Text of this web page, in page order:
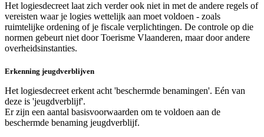
Het logiesdecreet laat zich verder ook niet in met de andere regels of
vereisten waar je logies wettelijk aan moet voldoen - zoals
ruimtelijke ordening of je fiscale verplichtingen. De controle op die
normen gebeurt niet door Toerisme Vlaanderen, maar door andere
overheidsinstanties.
Erkenning jeugdverblijven
Het logiesdecreet erkent acht 'beschermde benamingen'. Eén van
deze is 'jeugdverblijf'.
Er zijn een aantal basisvoorwaarden om te voldoen aan de
beschermde benaming jeugdverblijf.